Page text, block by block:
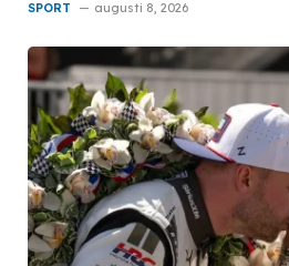
SPORT augusti 8, 2026